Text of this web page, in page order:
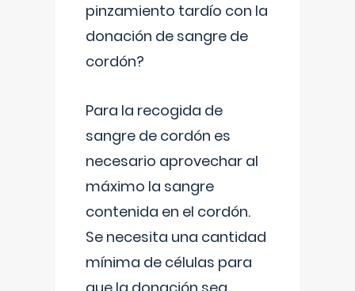
pinzamiento tardío con la
donación de sangre de
cordón?
Para la recogida de
sangre de cordón es
necesario aprovechar al
máximo la sangre
contenida en el cordón.
Se necesita una cantidad
mínima de células para